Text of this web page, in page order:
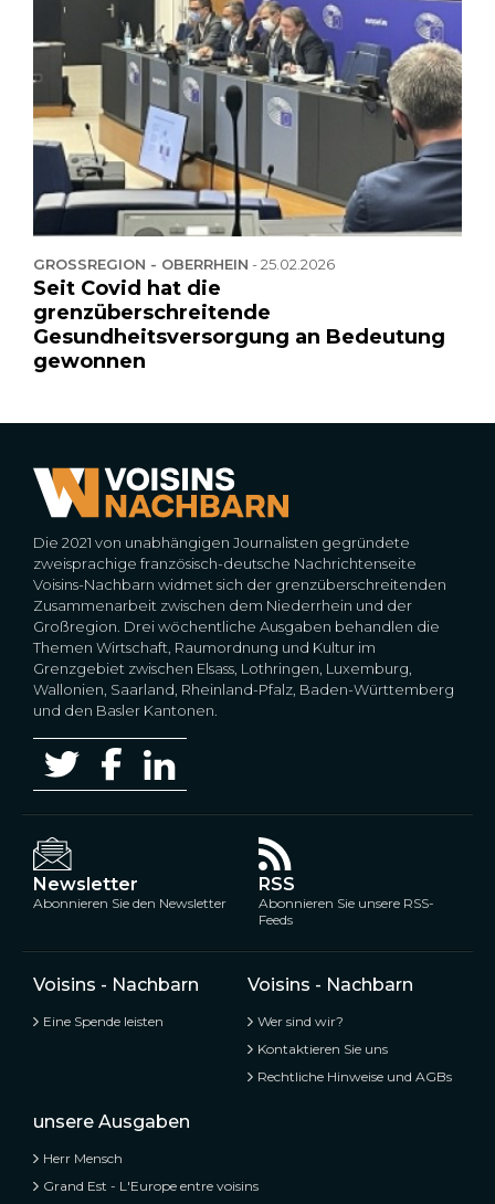
GROSSREGION - OBERRHEIN -25.02.2026
Seit Covid hat die
grenzüberschreitende
Gesundheitsversorgung an Bedeutung
gewonnen
Die 2021 von unabhängigen Journalisten gegründete
zweisprachige französisch-deutsche Nachrichtenseite
Voisins-Nachbarn widmet sich der grenzüberschreitenden
Zusammenarbeit zwischen dem Niederrhein und der
Großregion. Drei wöchentliche Ausgaben behandlen die
Themen Wirtschaft, Raumordnung und Kultur im
Grenzgebiet zwischen Elsass, Lothringen, Luxemburg,
Wallonien, Saarland, Rheinland-Pfalz, Baden-Württemberg
und den Basler Kantonen.
Newsletter
Abonnieren Sie den Newsletter
RSS
Abonnieren Sie unsere RSS-
Feeds
Voisins - Nachbarn
Eine Spende leisten
Voisins - Nachbarn
Wer sind wir?
Kontaktieren Sie uns
Rechtliche Hinweise und AGBs
unsere Ausgaben
Herr Mensch
Grand Est - L'Europe entre voisins